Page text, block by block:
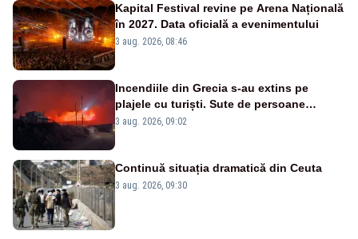
Kapital Festival revine pe Arena Națională
în 2027. Data oficială a evenimentului
3 aug. 2026, 08:46
Incendiile din Grecia s-au extins pe
plajele cu turiști. Sute de persoane
evacuate pe mare, drumuri blocate de
3 aug. 2026, 09:02
Continuă situația dramatică din Ceuta
3 aug. 2026, 09:30